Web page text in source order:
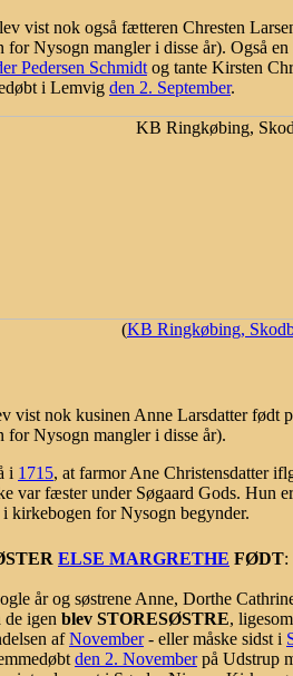
vist nok også fætteren Chresten
for Nysogn mangler i disse år). Også
Pedersen Schmidt og tante Kirsten
i Lemvig den 2. September.
(KB Ringkøbing,
vist nok kusinen Anne Larsdatter født
for Nysogn mangler i disse år).
i 1715, at farmor Ane Christensdatter
var fæster under Søgaard Gods. Hun
kirkebogen for Nysogn begynder.
ELSE MARGRETHE FØDT:
år og søstrene Anne, Dorthe
de igen blev STORESØSTRE,
afNovember- eller måske sidst i
den 2. Novemberpå Udstrup